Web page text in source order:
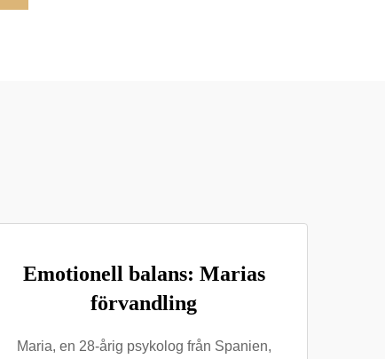
Emotionell balans: Marias
förvandling
Maria, en 28-årig psykolog från Spanien,